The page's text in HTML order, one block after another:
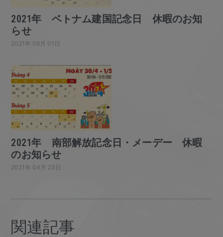
2021年 ベトナム建国記念日 休暇のお知
らせ
2021年 09月 01日
2021年 南部解放記念日・メーデー 休暇
のお知らせ
2021年 04月 23日
関連記事